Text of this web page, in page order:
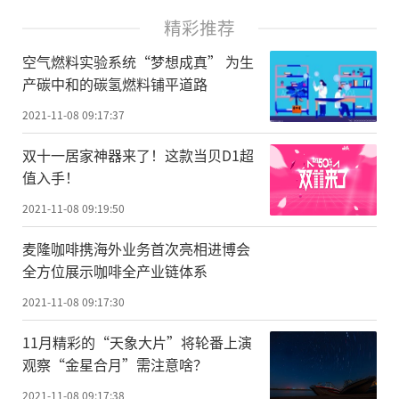
精彩推荐
空气燃料实验系统“梦想成真” 为生
产碳中和的碳氢燃料铺平道路
2021-11-08 09:17:37
双十一居家神器来了！这款当贝D1超
值入手！
2021-11-08 09:19:50
麦隆咖啡携海外业务首次亮相进博会
全方位展示咖啡全产业链体系
2021-11-08 09:17:30
11月精彩的“天象大片”将轮番上演
观察“金星合月”需注意啥？
2021-11-08 09:17:38